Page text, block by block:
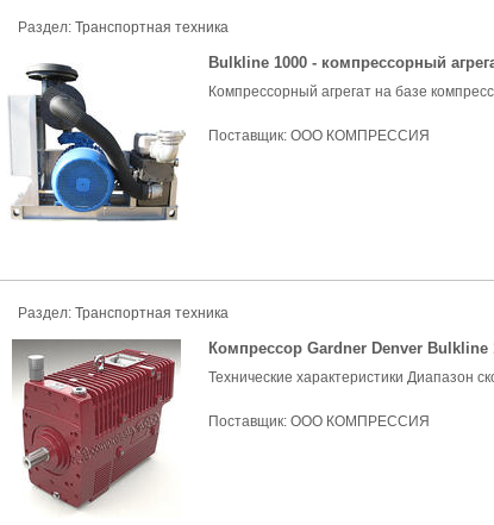
Раздел: Транспортная техника
Bulkline 1000 - компрессорный
Компрессорный агрегат на базе
Поставщик: ООО КОМПРЕССИЯ
Раздел: Транспортная техника
Компрессор Gardner Denver Bulkline
Технические характеристики Диапазон
Поставщик: ООО КОМПРЕССИЯ